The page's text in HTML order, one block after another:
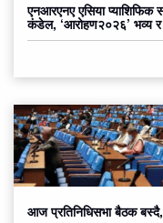
एनआरएनए एसिया प्याशिफिक
कंडेल, ‘आरोहण२०२६’ भव्य
आज प्रतिनिधिसभा बैठक